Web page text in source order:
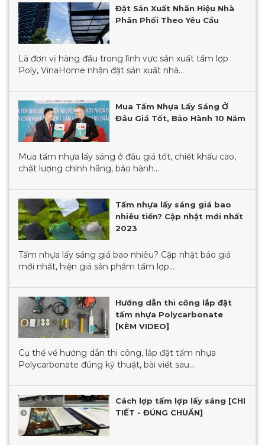
Đặt Sản Xuất Nhãn Hiệu Nhà
Phân Phối Theo Yêu Cầu
Là đơn vị hàng đầu trong lĩnh vực sản xuất tấm lợp
Poly, VinaHome nhận đặt sản xuất nhà...
Mua Tấm Nhựa Lấy Sáng Ở
Đâu Giá Tốt, Bảo Hành 10 Năm
Mua tấm nhựa lấy sáng ở đâu giá tốt, chiết khấu cao,
chất lượng chính hãng, bảo hành...
Tấm nhựa lấy sáng giá bao
nhiêu tiền? Cập nhật mới nhất
2023
Tấm nhựa lấy sáng giá bao nhiêu? Cập nhật báo giá
mới nhất, hiện giá sản phẩm tấm lợp...
Hướng dẫn thi công lắp đặt
tấm nhựa Polycarbonate
[KÈM VIDEO]
Cụ thể về hướng dẫn thi công, lắp đặt tấm nhựa
Polycarbonate đúng kỹ thuật, bài viết sau...
Cách lợp tấm lợp lấy sáng [CHI
TIẾT - ĐÚNG CHUẨN]